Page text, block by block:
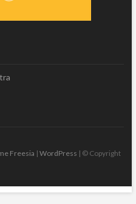
Freesia | WordPress | © Copyright